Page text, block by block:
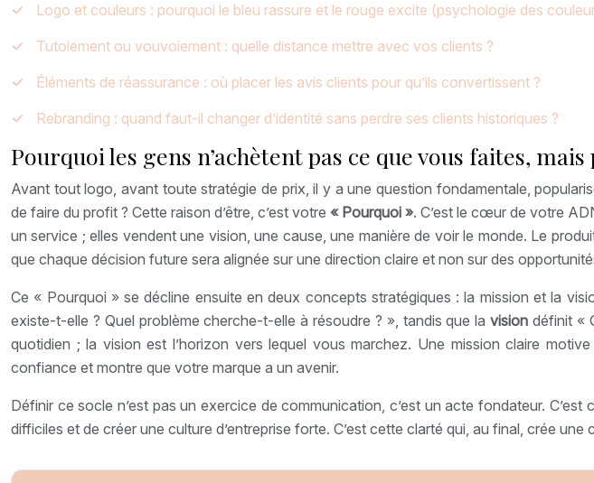
Logo et couleurs : pourquoi le bleu rassure et le rouge excite (psychologie des
Tutoiement ou vouvoiement : quelle distance mettre avec vos clients ?
Éléments de réassurance : où placer les avis clients pour qu’ils convertissent ?
Rebranding : quand faut-il changer d’identité sans perdre ses clients historiques ?
Pourquoi les gens n’achètent pas ce que vous faites,
Avant tout logo, avant toute stratégie de prix, il y a une question fondamentale,
de faire du profit ? Cette raison d’être, c’est votre « Pourquoi ». C’est le cœur de votre
un service ; elles vendent une vision, une cause, une manière de voir le monde. Le
que chaque décision future sera alignée sur une direction claire et non sur des
Ce « Pourquoi » se décline ensuite en deux concepts stratégiques : la mission et la
existe-t-elle ? Quel problème cherche-t-elle à résoudre ? », tandis que lavision définit «
quotidien ; la vision est l’horizon vers lequel vous marchez. Une mission claire
confiance et montre que votre marque a un avenir.
Définir ce socle n’est pas un exercice de communication, c’est un acte fondateur.
difficiles et de créer une culture d’entreprise forte. C’est cette clarté qui, au final, crée